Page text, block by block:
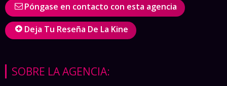
Póngase en contacto con esta agencia
Deja Tu Reseña De La Kine
SOBRE LA AGENCIA: